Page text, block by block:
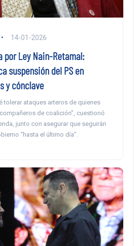
14-01-2026
Ley Nain-Retamal:
suspensión del PS en
y cónclave
tolerar ataques arteros de quienes
de coalición”, cuestionó
junto con asegurar que seguirán
“hasta el último día”.